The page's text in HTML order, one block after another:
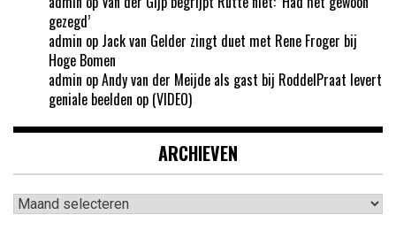
gezegd’
admin op Jack van Gelder zingt duet met Rene Froger bij
Hoge Bomen
admin opAndy van der Meijde als gast bij RoddelPraat levert
geniale beelden op (VIDEO)
ARCHIEVEN
Archieven